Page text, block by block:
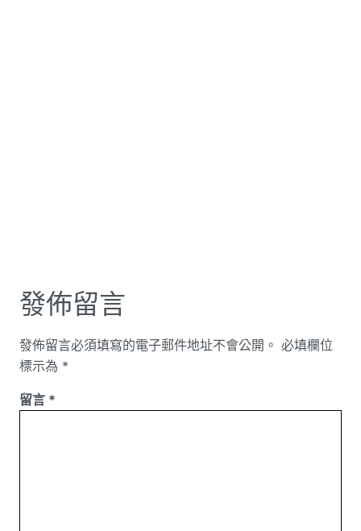
發佈留言
發佈留言必須填寫的電子郵件地址不會公開。 必填欄位
標示為 *
留言 *